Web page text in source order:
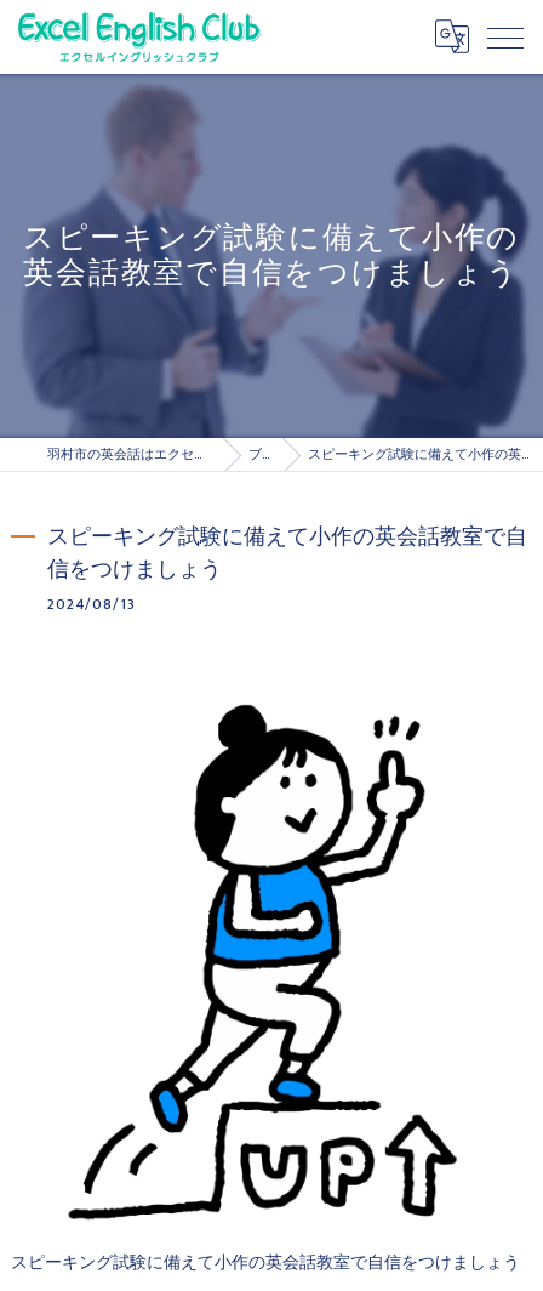
スピーキング試験に備えて小作の
英会話教室で自信をつけましょう
羽村市の英会話はエクセルイングリッシュクラブ ブログ スピーキング試験に備えて小作の英会話教室で自信をつけましょう
スピーキング試験に備えて小作の英会話教室で自
信をつけましょう
2024/08/13
スピーキング試験に備えて小作の英会話教室で自信をつけましょう